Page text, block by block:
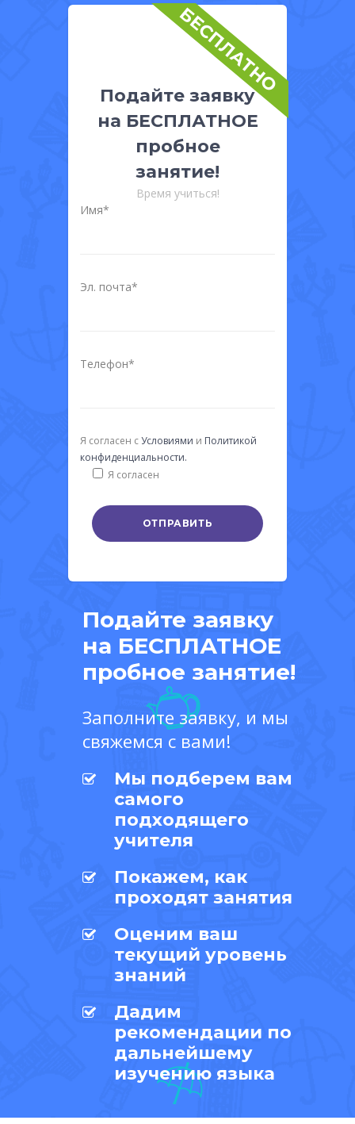
БЕСПЛАТНО
Подайте заявку
на БЕСПЛАТНОЕ
пробное
занятие!
Время учиться!
Имя*
Эл. почта*
Телефон*
Я согласен сУсловиями и Политикой
конфиденциальности.
Я согласен
Подайте заявку
на БЕСПЛАТНОЕ
пробное занятие!
Заполните заявку, и мы
свяжемся с вами!
Мы подберем вам
самого
подходящего
учителя
Покажем, как
проходят занятия
Оценим ваш
текущий уровень
знаний
Дадим
рекомендации по
дальнейшему
изучению языка